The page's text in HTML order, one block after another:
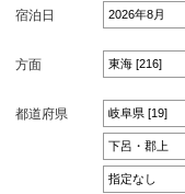
宿泊日
方面
都道府県